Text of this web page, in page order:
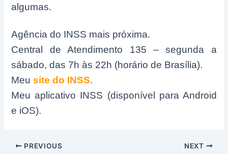
algumas.
Agência do INSS mais próxima.
Central de Atendimento 135 – segunda a
sábado, das 7h às 22h (horário de Brasília).
Meu site do INSS.
Meu aplicativo INSS (disponível para Android
e iOS).
Post
PREVIOUS NEXT